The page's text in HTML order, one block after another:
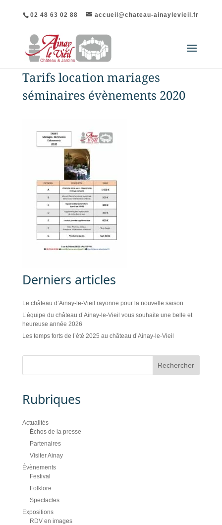
02 48 63 02 88 accueil@chateau-ainaylevieil.fr
Tarifs location mariages
séminaires évènements 2020
Derniers articles
Le château d’Ainay-le-Vieil rayonne pour la nouvelle saison
L’équipe du château d’Ainay-le-Vieil vous souhaite une belle et
heureuse année 2026
Les temps forts de l’été 2025 au château d’Ainay-le-Vieil
Rubriques
Actualités
Échos de la presse
Partenaires
Visiter Ainay
Évènements
Festival
Folklore
Spectacles
Expositions
RDV en images